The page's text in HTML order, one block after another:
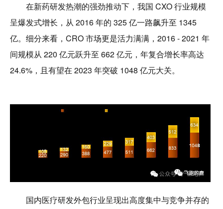
在新药研发热潮的强劲推动下，我国 CXO 行业规模
呈爆发式增长，从 2016 年的 325 亿一路飙升至 1345
亿。细分来看，CRO 市场更是活力满满，2016 - 2021 年
间规模从 220 亿元跃升至 662 亿元，年复合增长率高达
24.6%，且有望在 2023 年突破 1048 亿元大关。
国内医疗研发外包行业呈现出高度集中与竞争并存的